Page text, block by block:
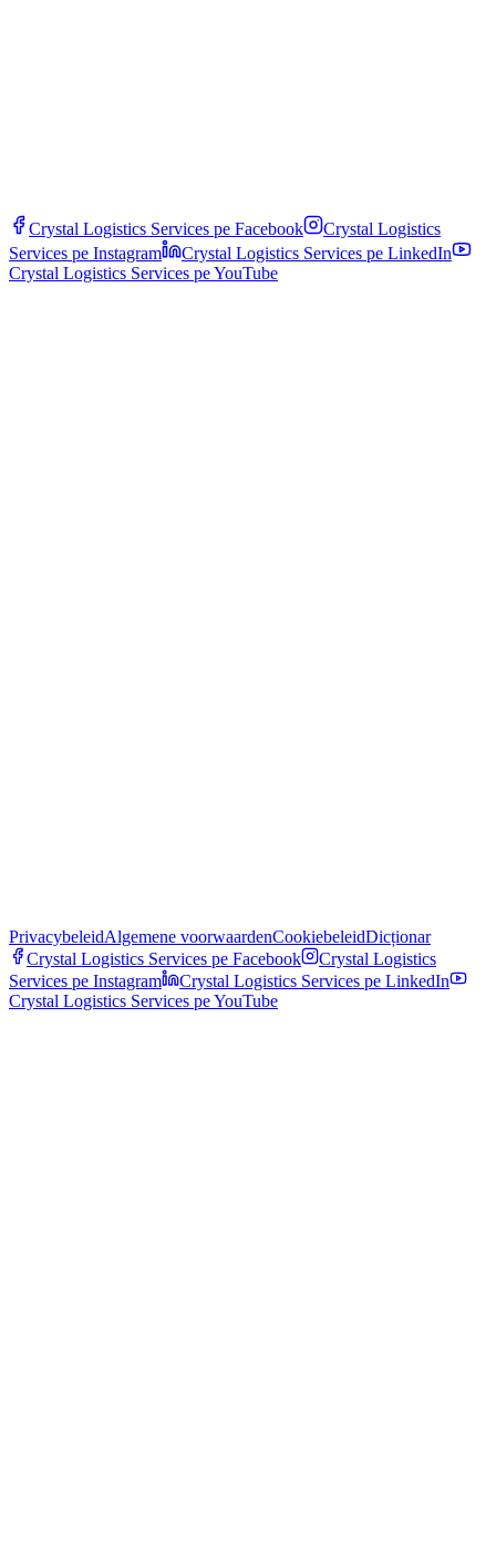
Crystal Logistics Services pe Facebook
Crystal Logistics
Services pe Instagram Crystal Logistics Services pe LinkedIn
Crystal Logistics Services peYouTube
PrivacybeleidAlgemene voorwaardenCookiebeleidDicționar
Crystal Logistics Services pe Facebook
Crystal Logistics
Services pe Instagram Crystal Logistics Services pe LinkedIn
Crystal Logistics Services peYouTube